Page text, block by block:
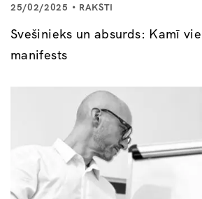
25/02/2025 RAKSTI
Svešinieks un absurds: Kamī
manifests